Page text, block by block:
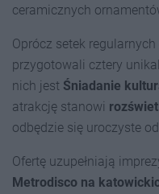
ceramicznych
Oprócz setek
przygotowali cztery
nich jest Śniadanie
atrakcję stanowi
odbędzie się uroczyste
Ofertę uzupełniają
Metrodisco na